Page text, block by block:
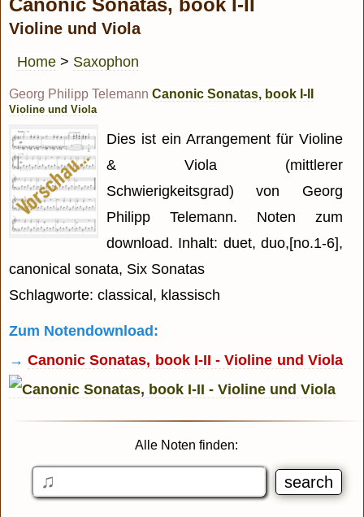
Violine und Viola
Home > Saxophon
Georg Philipp Telemann Canonic Sonatas, book I-II
Violine und Viola
Dies ist ein Arrangement für Violine
& Viola (mittlerer
Schwierigkeitsgrad) von Georg
Philipp Telemann. Noten zum
download. Inhalt: duet, duo,[no.1-6],
canonical sonata, Six Sonatas
Schlagworte: classical, klassisch
Zum Notendownload:
→Canonic Sonatas, book I-II - Violine und Viola
Alle Noten finden: